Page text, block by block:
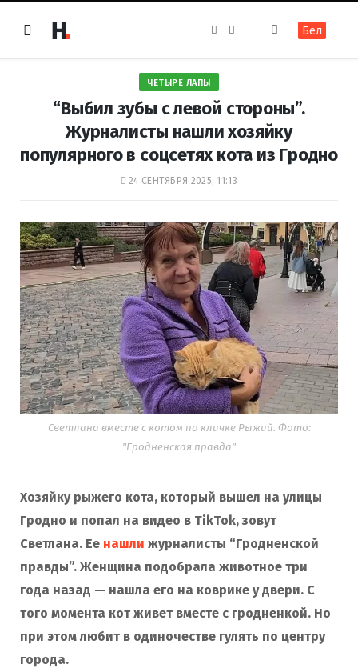
e
b
o
k
t
a
m
Бел
ЧЕТЫРЕ ЛАПЫ
“Выбил зубы с левой стороны”.
Журналисты нашли хозяйку
популярного в соцсетях кота из Гродно
24 СЕНТЯБРЯ 2025, 11:13
Светлана вместе с котом по кличке Рыжий. Фото:
"Гродненская правда"
Хозяйку рыжего кота, который вышел на улицы
Гродно и попал на видео в TikTok, зовут
Светлана. Ее нашли журналисты “Гродненской
правды”. Женщина подобрала животное три
года назад — нашла его на коврике у двери. С
того момента кот живет вместе с гродненкой. Но
при этом любит в одиночестве гулять по центру
города.